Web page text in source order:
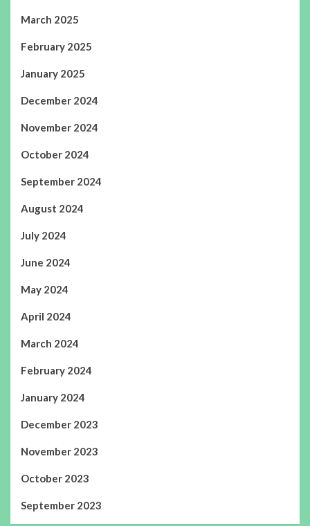
March 2025
February 2025
January 2025
December 2024
November 2024
October 2024
September 2024
August 2024
July 2024
June 2024
May 2024
April 2024
March 2024
February 2024
January 2024
December 2023
November 2023
October 2023
September 2023